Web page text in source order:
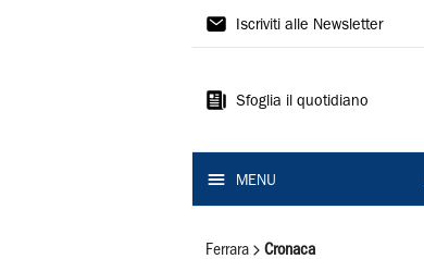
La
Ferrara
Iscriviti alle Newsletter
Sfoglia il quotidiano
MENU
Ferrara Cronaca